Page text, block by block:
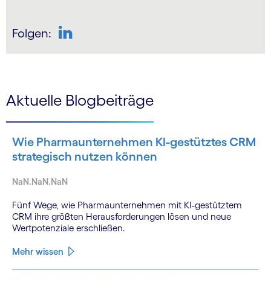
Folgen:
Aktuelle Blogbeiträge
Wie Pharmaunternehmen KI-gestütztes CRM
strategisch nutzen können
NaN.NaN.NaN
Fünf Wege, wie Pharmaunternehmen mit KI-gestütztem
CRM ihre größten Herausforderungen lösen und neue
Wertpotenziale erschließen.
Mehr wissen